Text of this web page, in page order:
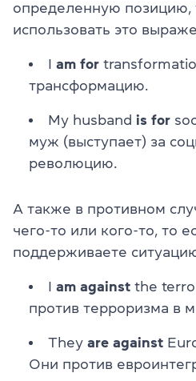
определенную
использовать это
am for
трансформацию.
My husband is for
муж (выступает) за
революцию.
А также в противном
чего-то или кого-то, то
поддерживаете
am against the
против терроризма в
They are against
Они против